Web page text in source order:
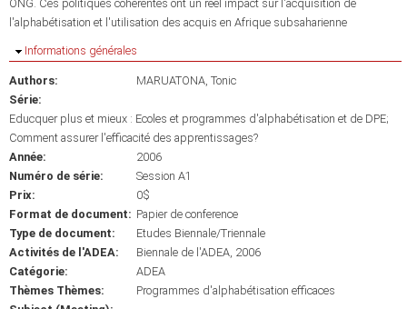
ONG. Ces politiques cohérentes ont un réel impact sur l'acquisition de
l'alphabétisation et l'utilisation des acquis en Afrique subsaharienne
Masquer
Informations générales
Authors:
MARUATONA, Tonic
Série:
Educquer plus et mieux : Ecoles et programmes d'alphabétisation et de DPE;
Comment assurer l'efficacité des apprentissages?
Année:
2006
Numéro de série:
Session A1
Prix:
0$
Format de document: Papier de conference
Type de document:
Etudes Biennale/Triennale
Activités de l'ADEA:
Biennale de l'ADEA, 2006
Catégorie:
ADEA
Thèmes Thèmes:
Programmes d'alphabétisation efficaces